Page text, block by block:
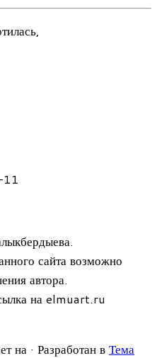
сайта возможно
автора.
на elmuart.ru
на · Разработан в Тема